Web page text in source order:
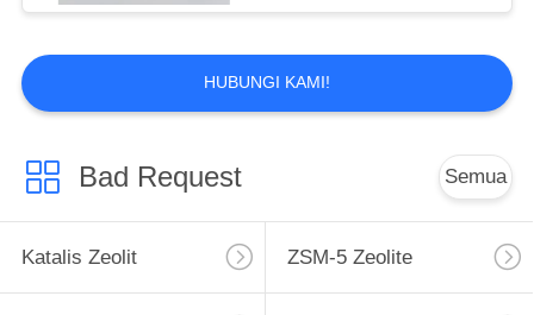
TUR
PABRIK
KUALITAS
HUBUNGI
KAMI
HUBUNGI KAMI!
Bad Request Semua
Katalis Zeolit ZSM-5 Zeolite